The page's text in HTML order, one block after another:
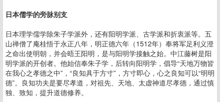
日本儒学的旁脉别支
日本理学儒学除朱子学派外，还有阳明学派、古学派和折衷派等。五
山禅僧了庵桂悟于永正八年，明正德六年（1512年）奉将军足利义澄
之命出使明朝，并会晤王阳明，是与阳明学接触之始。中江藤树是阳
明学派的开创者。他始信奉朱子学，后转向阳明学，倡导“天地万物皆
在我心之孝德之中”，“良知具于方寸”，方寸即心，心之良知可以“明明
德”。良知功夫是要尽孝道，对祖先、天地、太虚神道尽孝德，通过慎
独、致知，提升道德修养。